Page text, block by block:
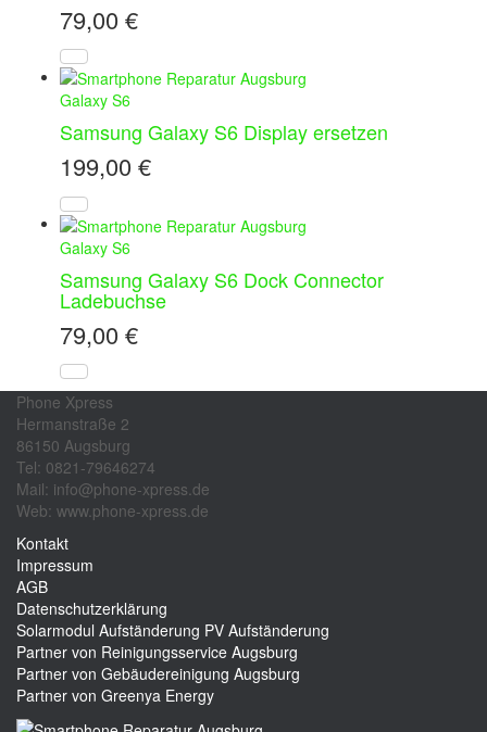
79,00 €
Galaxy S6
Samsung Galaxy S6 Display ersetzen
199,00 €
Galaxy S6
Samsung Galaxy S6 Dock Connector
Ladebuchse
79,00 €
Phone Xpress
Hermanstraße 2
86150 Augsburg
Tel: 0821-79646274
Mail: info@phone-xpress.de
Web: www.phone-xpress.de
Kontakt
Impressum
AGB
Datenschutzerklärung
Solarmodul Aufständerung PV Aufständerung
Partner von Reinigungsservice Augsburg
Partner von Gebäudereinigung Augsburg
Partner von Greenya Energy